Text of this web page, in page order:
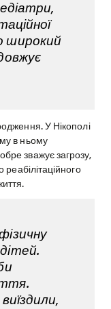
широкий
У Нікополі
в ньому
зважує загрозу,